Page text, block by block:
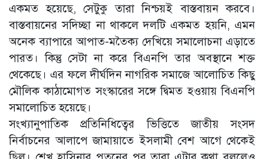
একমত হয়েছে, সেটুকু তারা নিশ্চয়ই বাস্তবায়ন করবে।
বাস্তবায়নের সদিচ্ছা না থাকলে দলটি একমত হয়নি, এমন
অনেক ব্যাপারে আপাত-মতৈক্য দেখিয়ে সমালোচনা এড়াতে
পারত। কিন্তু সেটা না করে বিএনপি তার অবস্থানে শক্ত
থেকেছে। এর ফলে দীর্ঘদিন নাগরিক সমাজে আলোচিত কিছু
মৌলিক কাঠামোগত সংস্কারের সঙ্গে দ্বিমত হওয়ায় বিএনপি
সমালোচিত হয়েছে।
সংখ্যানুপাতিক প্রতিনিধিত্বের ভিত্তিতে জাতীয় সংসদ
নির্বাচনের আলাপে জামায়াতে ইসলামী বেশ আগে থেকেই